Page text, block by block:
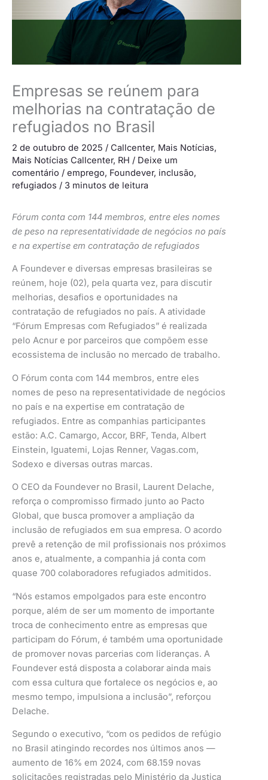
Empresas se reúnem para
melhorias na contratação de
refugiados no Brasil
2 de outubro de 2025 / Callcenter, Mais Notícias,
Mais Notícias Callcenter, RH / Deixe um
comentário / emprego, Foundever, inclusão,
refugiados / 3 minutos de leitura
Fórum conta com 144 membros, entre eles nomes
de peso na representatividade de negócios no país
e na expertise em contratação de refugiados
A Foundever e diversas empresas brasileiras se
reúnem, hoje (02), pela quarta vez, para discutir
melhorias, desafios e oportunidades na
contratação de refugiados no país. A atividade
“Fórum Empresas com Refugiados” é realizada
pelo Acnur e por parceiros que compõem esse
ecossistema de inclusão no mercado de trabalho.
O Fórum conta com 144 membros, entre eles
nomes de peso na representatividade de negócios
no país e na expertise em contratação de
refugiados. Entre as companhias participantes
estão: A.C. Camargo, Accor, BRF, Tenda, Albert
Einstein, Iguatemi, Lojas Renner, Vagas.com,
Sodexo e diversas outras marcas.
O CEO da Foundever no Brasil, Laurent Delache,
reforça o compromisso firmado junto ao Pacto
Global, que busca promover a ampliação da
inclusão de refugiados em sua empresa. O acordo
prevê a retenção de mil profissionais nos próximos
anos e, atualmente, a companhia já conta com
quase 700 colaboradores refugiados admitidos.
“Nós estamos empolgados para este encontro
porque, além de ser um momento de importante
troca de conhecimento entre as empresas que
participam do Fórum, é também uma oportunidade
de promover novas parcerias com lideranças. A
Foundever está disposta a colaborar ainda mais
com essa cultura que fortalece os negócios e, ao
mesmo tempo, impulsiona a inclusão”, reforçou
Delache.
Segundo o executivo, “com os pedidos de refúgio
no Brasil atingindo recordes nos últimos anos —
aumento de 16% em 2024, com 68.159 novas
solicitações registradas pelo Ministério da Justiça